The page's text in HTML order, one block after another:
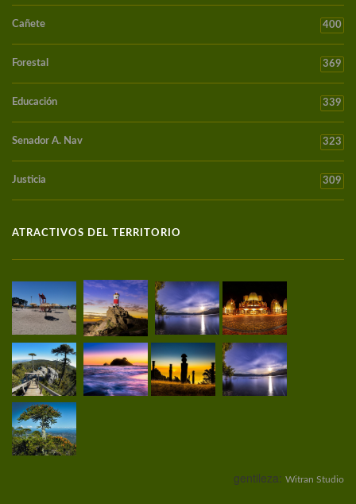
Cañete 400
Forestal 369
Educación 339
Senador A. Nav 323
Justicia 309
ATRACTIVOS DEL TERRITORIO
gentileza: Witran Studio